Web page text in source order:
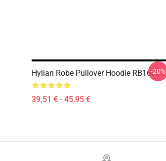
Hylian Robe Pullover Hoodie RB1608
39,51 € - 45,95 €
-20%